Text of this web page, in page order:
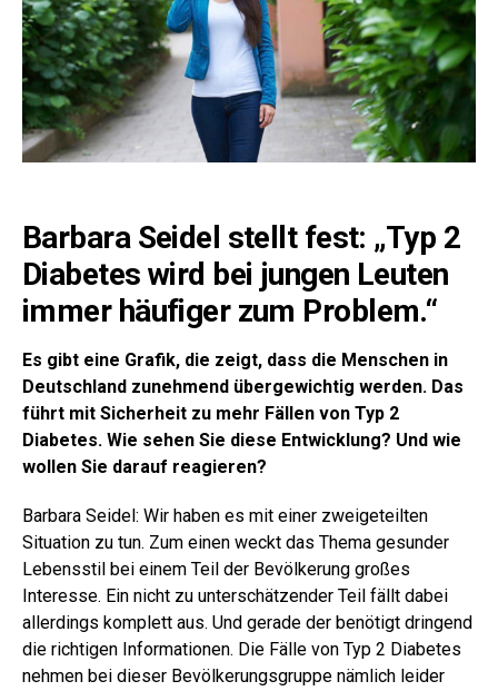
Barbara Seidel stellt fest: „Typ 2
Diabetes wird bei jungen Leuten
immer häufiger zum Problem.“
Es gibt eine Grafik, die zeigt, dass die Menschen in
Deutschland zunehmend übergewichtig werden. Das
führt mit Sicherheit zu mehr Fällen von Typ 2
Diabetes. Wie sehen Sie diese Entwicklung? Und wie
wollen Sie darauf reagieren?
Barbara Seidel: Wir haben es mit einer zweigeteilten
Situation zu tun. Zum einen weckt das Thema gesunder
Lebensstil bei einem Teil der Bevölkerung großes
Interesse. Ein nicht zu unterschätzender Teil fällt dabei
allerdings komplett aus. Und gerade der benötigt dringend
die richtigen Informationen. Die Fälle von Typ 2 Diabetes
nehmen bei dieser Bevölkerungsgruppe nämlich leider